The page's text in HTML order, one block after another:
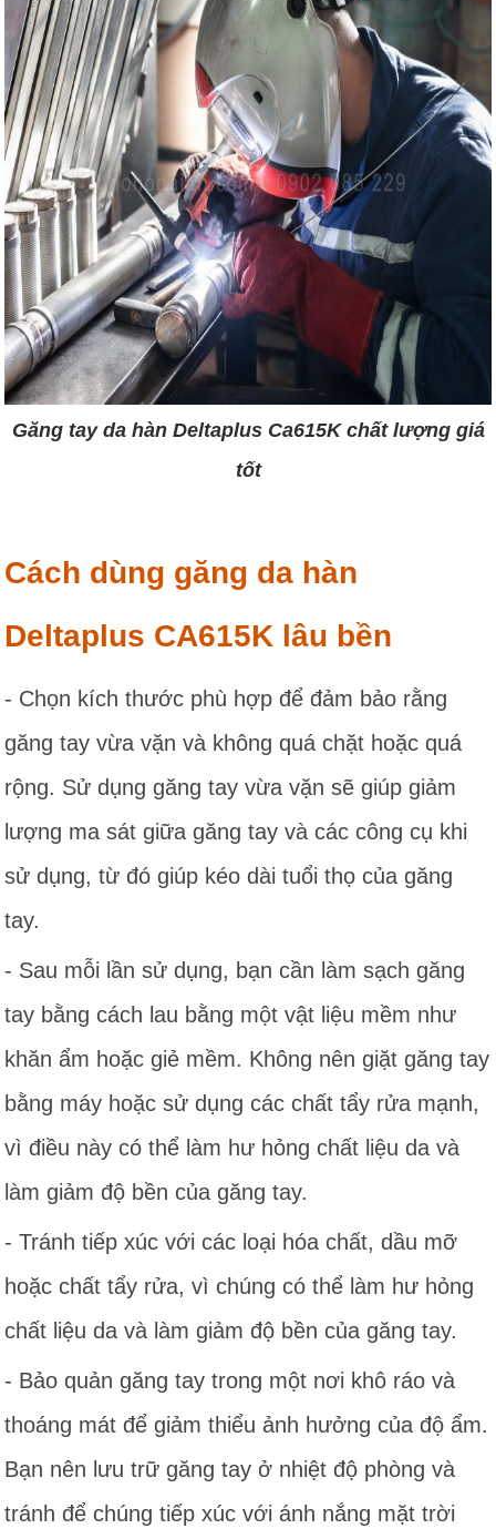
Găng tay da hàn Deltaplus Ca615K chất lượng giá
tốt
Cách dùng găng da hàn
Deltaplus CA615K lâu bền
- Chọn kích thước phù hợp để đảm bảo rằng
găng tay vừa vặn và không quá chặt hoặc quá
rộng. Sử dụng găng tay vừa vặn sẽ giúp giảm
lượng ma sát giữa găng tay và các công cụ khi
sử dụng, từ đó giúp kéo dài tuổi thọ của găng
tay.
- Sau mỗi lần sử dụng, bạn cần làm sạch găng
tay bằng cách lau bằng một vật liệu mềm như
khăn ẩm hoặc giẻ mềm. Không nên giặt găng tay
bằng máy hoặc sử dụng các chất tẩy rửa mạnh,
vì điều này có thể làm hư hỏng chất liệu da và
làm giảm độ bền của găng tay.
- Tránh tiếp xúc với các loại hóa chất, dầu mỡ
hoặc chất tẩy rửa, vì chúng có thể làm hư hỏng
chất liệu da và làm giảm độ bền của găng tay.
- Bảo quản găng tay trong một nơi khô ráo và
thoáng mát để giảm thiểu ảnh hưởng của độ ẩm.
Bạn nên lưu trữ găng tay ở nhiệt độ phòng và
tránh để chúng tiếp xúc với ánh nắng mặt trời